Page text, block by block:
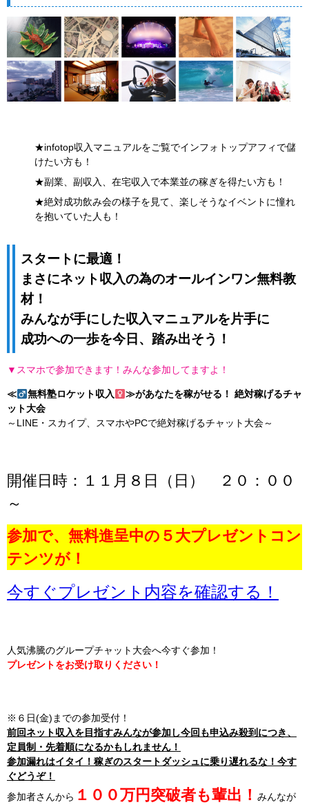
★infotop収入マニュアルをご覧でインフォトップアフィで儲
けたい方も！
★副業、副収入、在宅収入で本業並の稼ぎを得たい方も！
★絶対成功飲み会の様子を見て、楽しそうなイベントに憧れ
を抱いていた人も！
スタートに最適！
まさにネット収入の為のオールインワン無料教
材！
みんなが手にした収入マニュアルを片手に
成功への一歩を今日、踏み出そう！
▼スマホで参加できます！みんな参加してますよ！
≪ 無料塾ロケット収入
≫があなたを稼がせる！ 絶対稼げるチャ
ット大会
～LINE・スカイプ、スマホやPCで絶対稼げるチャット大会～
開催日時：１１月８日（日） ２０：００
～
参加で、無料進呈中の５大プレゼントコン
テンツが！
今すぐプレゼント内容を確認する！
人気沸騰のグループチャット大会へ今すぐ参加！
プレゼントをお受け取りください！
※６日(金)までの参加受付！
前回ネット収入を目指すみんなが参加し今回も申込み殺到につき、
定員制・先着順になるかもしれません！
参加漏れはイタイ！稼ぎのスタートダッシュに乗り遅れるな！今す
ぐどうぞ！
参加者さんから １００万円突破者も輩出！ みんなが